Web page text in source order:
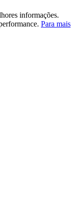
informações.
Para mais